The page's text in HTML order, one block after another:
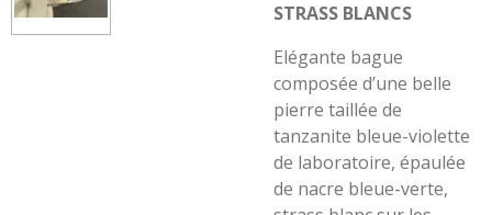
STRASS BLANCS
Elégante bague
composée d’une belle
pierre taillée de
tanzanite bleue-violette
de laboratoire, épaulée
de nacre bleue-verte,